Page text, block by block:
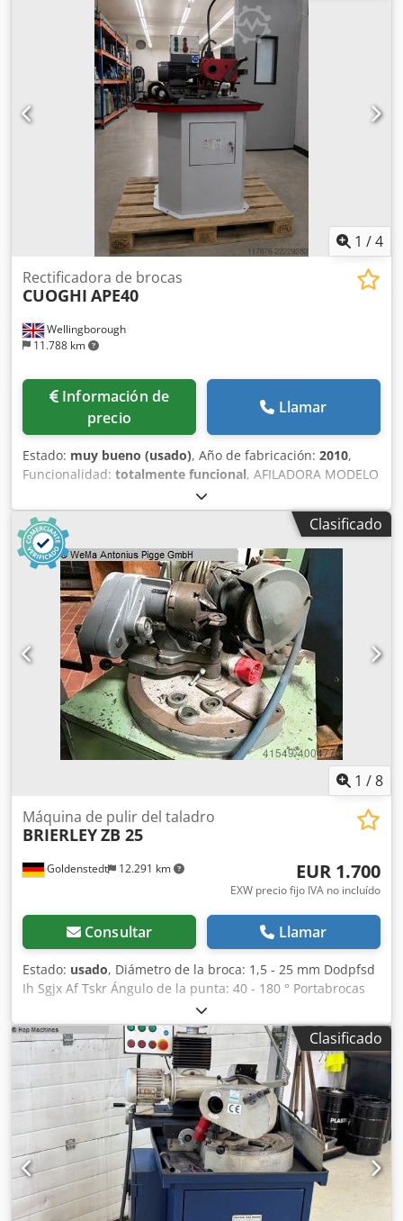
correspondiente. También se puede emitir una factura
neta para clientes extranjeros. Requisito previo es un
número de IVA válido. Sujeto a venta previa. Visite nuestra
tienda y eche un vistazo a nuestras otras ofertas. Los
nombres de empresas y marcas comerciales son
propiedad de sus dueños y se utilizan únicamente para
identificar y describir los productos. Pueden producirse
desviaciones de los datos técnicos y errores en la
descripción del artículo, que quedan reservados.
1 /4
Wellingborough
11.788 km
Rectificadora de brocas
CUOGHI APE40
Información de
precio
Llamar
Estado: muy bueno (usado), Año de fabricación: 2010,
Funcionalidad: totalmente funcional, AFILADORA MODELO
APE 40 UP ESPECIFICACIONES TÉCNICAS: Diámetro de
afilado: de 2 a 40 mm Número de filos de corte: de 1 a 12
(tanto para el lado derecho como para el izquierdo) Ángulo
de taladro: 40°-180° Potencia del husillo eléctrico con eje
horizontal: 0,76 kW Potencia del husillo eléctrico con eje
vertical: 0,18 kW Potencia del motor de la bomba: 0,06 kW
Dkedpfx Aozhplcjf Tor Peso aproximado: 230 kg
Dimensiones de la máquina: 1040 x 750 x 1330 mm
Clasificado
1 /8
Goldenstedt 12.291 km
Máquina de pulir del taladro
BRIERLEYZB 25
EUR 1.700
EXW precio fijo IVA no incluído
Consultar Llamar
Estado: usado, Diámetro de la broca: 1,5 - 25 mm Dodpfsd
Ih Sgjx Af Tskr Ángulo de la punta: 40 - 180 ° Portabrocas
de 6 mordazas Diversos accesorios Manual de
instrucciones disponible Motor de accionamiento
encapsulado: diseño cerrado, refrigerado por aire,
corriente continua y alterna Brocas con vástago cilíndrico o
cónico Brocas de corte a la izquierda y a la derecha
Portabrocas de 6 mordazas Dispositivo para refrigeración
por aire comprimido Diversos accesorios (ver fotos)
Clasificado